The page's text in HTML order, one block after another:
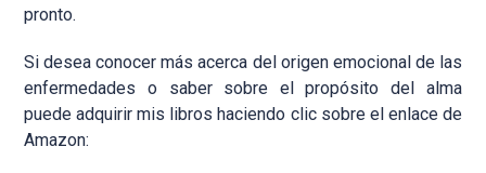
pronto.
Si desea conocer más acerca del origen emocional de las
enfermedades o saber sobre el propósito del alma
puede adquirir mis libros haciendo clic sobre el enlace de
Amazon: